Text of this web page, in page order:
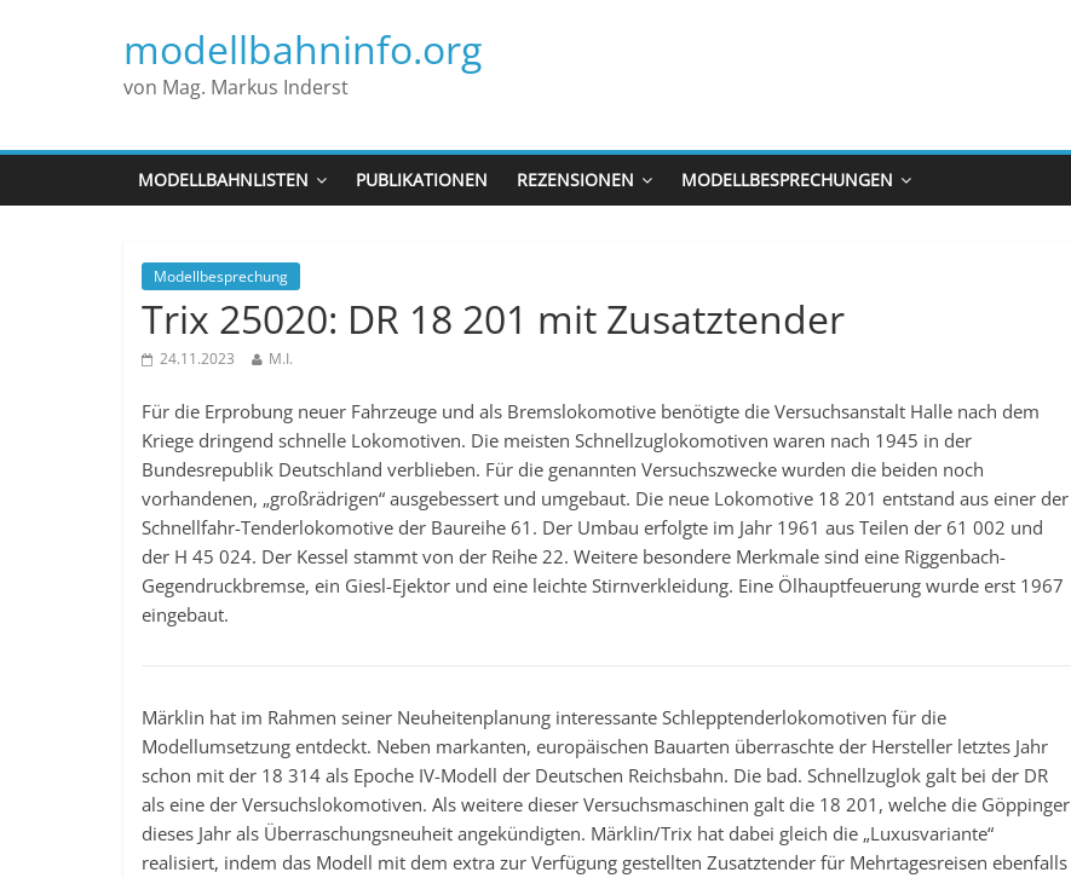
modellbahninfo.org
von Mag. Markus Inderst
MODELLBAHNLISTEN PUBLIKATIONEN REZENSIONEN MODELLBESPRECHUNGEN
Modellbesprechung
Trix 25020: DR 18 201 mit Zusatztender
24.11.2023 M.I.
Für die Erprobung neuer Fahrzeuge und als Bremslokomotive benötigte die Versuchsanstalt Halle nach dem
Kriege dringend schnelle Lokomotiven. Die meisten Schnellzuglokomotiven waren nach 1945 in der
Bundesrepublik Deutschland verblieben. Für die genannten Versuchszwecke wurden die beiden noch
vorhandenen, „großrädrigen“ ausgebessert und umgebaut. Die neue Lokomotive 18 201 entstand aus einer der
Schnellfahr-Tenderlokomotive der Baureihe 61. Der Umbau erfolgte im Jahr 1961 aus Teilen der 61 002 und
der H 45 024. Der Kessel stammt von der Reihe 22. Weitere besondere Merkmale sind eine Riggenbach-
Gegendruckbremse, ein Giesl-Ejektor und eine leichte Stirnverkleidung. Eine Ölhauptfeuerung wurde erst 1967
eingebaut.
Märklin hat im Rahmen seiner Neuheitenplanung interessante Schlepptenderlokomotiven für die
Modellumsetzung entdeckt. Neben markanten, europäischen Bauarten überraschte der Hersteller letztes Jahr
schon mit der 18 314 als Epoche IV-Modell der Deutschen Reichsbahn. Die bad. Schnellzuglok galt bei der DR
als eine der Versuchslokomotiven. Als weitere dieser Versuchsmaschinen galt die 18 201, welche die Göppinger
dieses Jahr als Überraschungsneuheit angekündigten. Märklin/Trix hat dabei gleich die „Luxusvariante“
realisiert, indem das Modell mit dem extra zur Verfügung gestellten Zusatztender für Mehrtagesreisen ebenfalls